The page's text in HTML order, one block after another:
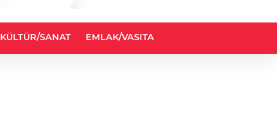
KÜLTÜR/SANAT EMLAK/VASITA